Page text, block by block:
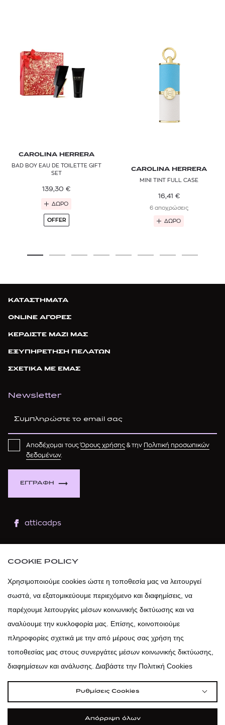
CAROLINA HERRERA
BAD BOY EAU DE TOILETTE GIFT
SET
139,30 €
ΔΩΡΟ
OFFER
CAROLINA HERRERA
MINI TINT FULL CASE
16,41 €
6 αποχρώσεις
ΔΩΡΟ
ΚΑΤΑΣΤΗΜΑΤΑ
ONLINE ΑΓΟΡΕΣ
ΚΕΡΔΙΣΤΕ ΜΑΖΙ ΜΑΣ
ΕΞΥΠΗΡΕΤΗΣΗ ΠΕΛΑΤΩΝ
ΣΧΕΤΙΚΑ ΜΕ ΕΜΑΣ
Newsletter
ΕΓΓΡΑΦΗ
Αποδέχομαι τουςΌρους χρήσης & την Πολιτική προσωπικών
δεδομένων.
atticadps
atticadps
COOKIE POLICY
Χρησιμοποιούμε cookies ώστε η τοποθεσία μας να λειτουργεί
σωστά, να εξατομικεύουμε περιεχόμενο και διαφημίσεις, να
παρέχουμε λειτουργίες μέσων κοινωνικής δικτύωσης και να
αναλύουμε την κυκλοφορία μας. Επίσης, κοινοποιούμε
πληροφορίες σχετικά με την από μέρους σας χρήση της
τοποθεσίας μας στους συνεργάτες μέσων κοινωνικής δικτύωσης,
διαφημίσεων και ανάλυσης. Διαβάστε την Πολιτική Cookies
Ρυθμίσεις Cookies
Απόρριψη όλων